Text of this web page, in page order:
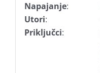
Napajanje:
Utori:
Priključci: